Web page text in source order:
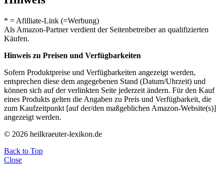
* = Afilliate-Link (=Werbung)
Als Amazon-Partner verdient der Seitenbetreiber an qualifizierten
Käufen.
Hinweis zu Preisen und Verfügbarkeiten
Sofern Produktpreise und Verfügbarkeiten angezeigt werden,
entsprechen diese dem angegebenen Stand (Datum/Uhrzeit) und
können sich auf der verlinkten Seite jederzeit ändern. Für den Kauf
eines Produkts gelten die Angaben zu Preis und Verfügbarkeit, die
zum Kaufzeitpunkt [auf der/den maßgeblichen Amazon-Website(s)]
angezeigt werden.
© 2026 heilkraeuter-lexikon.de
Back to Top
Close